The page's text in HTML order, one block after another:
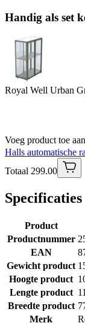
Handig als set
Royal Well Urban
Voeg product toe
Halls automatische
Totaal 299.00
Specificaties
Product
Productnummer
EAN
Gewicht product
Hoogte product
Lengte product
Breedte product
Merk